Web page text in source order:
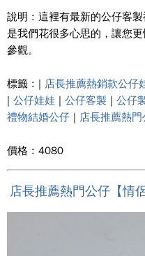
說明 : 這裡有最新的公仔客
是我們花很多心思的，讓您
參觀。
標籤 : | 店長推薦熱銷款公仔
| 公仔娃娃 | 公仔客製 | 公仔
禮物結婚公仔 | 店長推薦熱門
價格 : 4080
店長推薦熱門公仔【情